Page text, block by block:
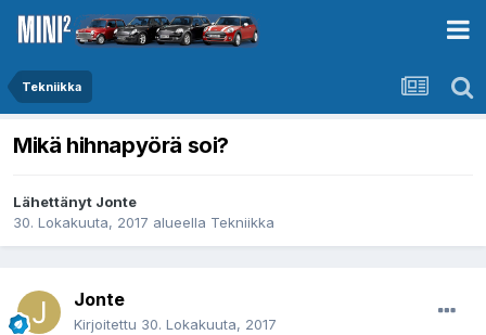
Tekniikka
Mikä hihnapyörä soi?
Lähettänyt Jonte
30. Lokakuuta, 2017 alueella Tekniikka
Jonte
Kirjoitettu 30. Lokakuuta, 2017